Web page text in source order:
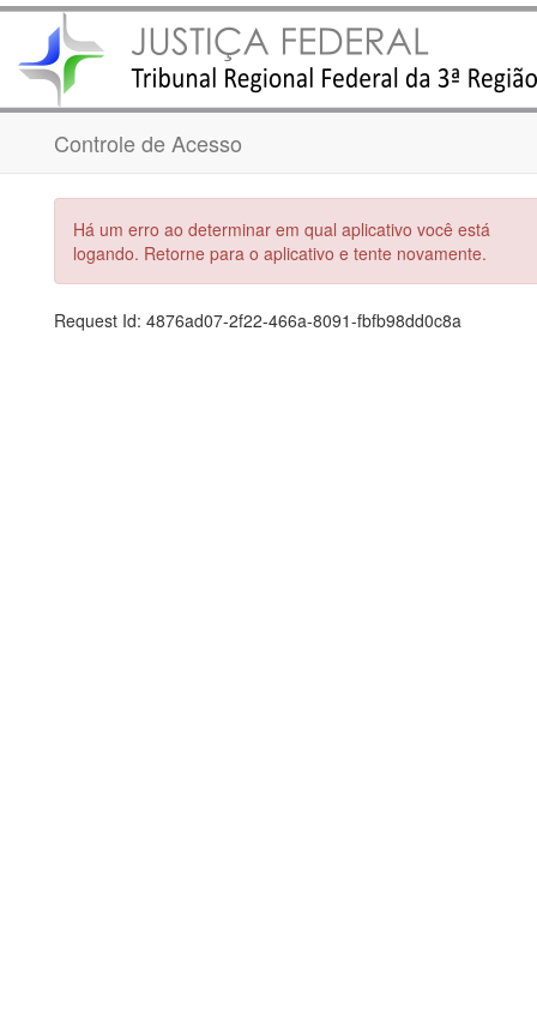
Controle de Acesso
Há um erro ao determinar em qual aplicativo você está
logando. Retorne para o aplicativo e tente novamente.
Request Id: 4876ad07-2f22-466a-8091-fbfb98dd0c8a